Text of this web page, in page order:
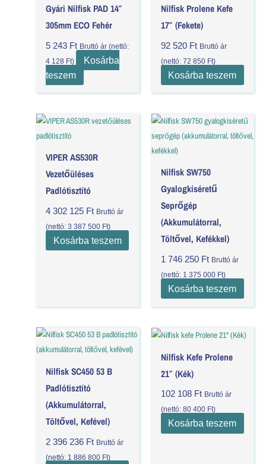
Gyári Nilfisk PAD 14″
305mm ECO Fehér
5 243 Ft Bruttó ár (nettó:
4 128 Ft)
Kosárba
teszem
Nilfisk Prolene Kefe
17″ (Fekete)
92 520 Ft Bruttó ár
(nettó: 72 850 Ft)
Kosárba teszem
VIPER AS530R
Vezetőüléses
Padlótisztító
4 302 125 Ft Bruttó ár
(nettó:3 387 500 Ft)
Kosárba teszem
Nilfisk SW750
Gyalogkíséretű
Seprőgép
(akkumulátorral,
Töltővel, Kefékkel)
1 746 250 Ft Bruttó ár
(nettó: 1 375 000 Ft)
Kosárba teszem
Nilfisk SC450 53 B
Padlótisztító
(akkumulátorral,
Töltővel, Kefével)
2 396 236 Ft Bruttó ár
(nettó: 1 886 800 Ft)
Nilfisk Kefe Prolene
21″ (Kék)
102 108 Ft Bruttó ár
(nettó: 80 400 Ft)
Kosárba teszem